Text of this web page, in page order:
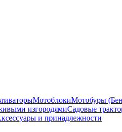
МотоблокиМотобуры
изгородямиСадовые
и принадлежности